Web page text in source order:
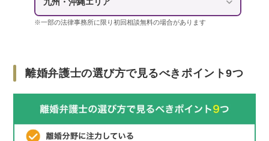
九州・沖縄エリア
※一部の法律事務所に限り初回相談無料の場合があります
離婚弁護士の選び方で見るべきポイント9つ